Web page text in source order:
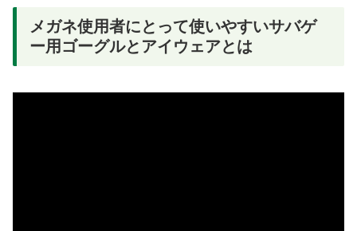
メガネ使用者にとって使いやすいサバゲ
ー用ゴーグルとアイウェアとは